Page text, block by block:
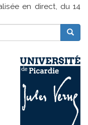
en direct, du 14